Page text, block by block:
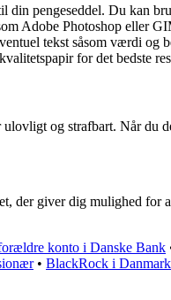
din pengeseddel. Du kan
Adobe Photoshop eller
tekst såsom værdi og
for det bedste
og strafbart. Når
der giver dig mulighed
konto i Danske Bank
• BlackRock i Danmark